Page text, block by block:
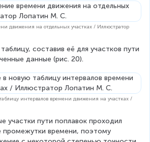
-
t
_
1
}
движения на отдельных участках / Иллюстратор
составив её для участков пути
данные (рис. 20).
интервалов времени движения на участках /
участки пути поплавок проходил
промежутки времени, поэтому